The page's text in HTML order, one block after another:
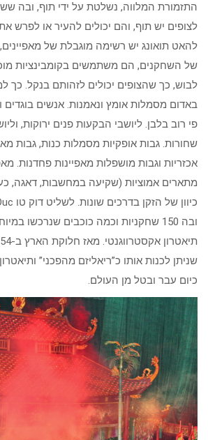
התזמורת המלווה, נשלטת על ידי תוף, ובה
לצופים יש תוף, והם יכולים להעיר או
להאט תואונג יש רשימה מוגבלת של
של השחקנים, הם משתמשים בקומבינציות
לבוש, כך שהצופים יכולים לזהותם בנקל. כך
באדום מסמלות אומץ ונאמנות. אנשים בוגדים
פי רוב בלבן. ליושבי הבקעות פנים ירוקות,
שחורות. גבות אופקיות מסמלות כנות, גבות
אכזריות וגבות מושפלות מאפיינות פחדנות.
מתארים אמוציות (שקיעה במחשבות, דאגה,
ובה 150 שחקניות וכמה כוכבים שנרכשו
שניתן לכנות אותו כ”ריאליזם מהפכני”
כיום עבר ובטל מן העולם.